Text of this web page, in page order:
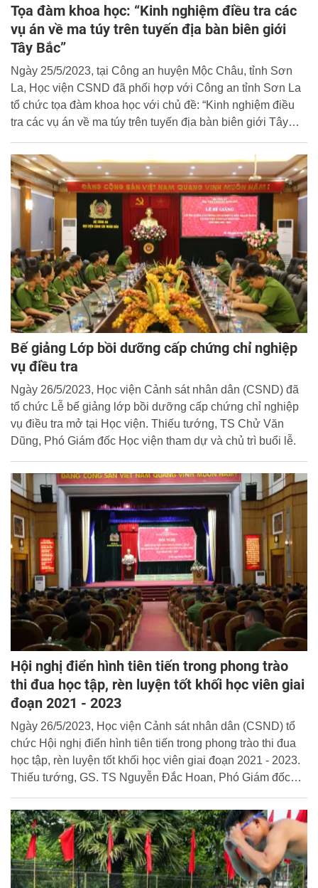
Tọa đàm khoa học: “Kinh nghiệm điều tra các
vụ án về ma túy trên tuyến địa bàn biên giới
Tây Bắc”
Ngày 25/5/2023, tại Công an huyện Mộc Châu, tỉnh Sơn
La, Học viện CSND đã phối hợp với Công an tỉnh Sơn La
tổ chức tọa đàm khoa học với chủ đề: “Kinh nghiệm điều
tra các vụ án về ma túy trên tuyến địa bàn biên giới Tây
Bế giảng Lớp bồi dưỡng cấp chứng chỉ nghiệp
vụ điều tra
Ngày 26/5/2023, Học viện Cảnh sát nhân dân (CSND) đã
tổ chức Lễ bế giảng lớp bồi dưỡng cấp chứng chỉ nghiệp
vụ điều tra mở tại Học viện. Thiếu tướng, TS Chử Văn
Dũng, Phó Giám đốc Học viện tham dự và chủ trì buổi lễ.
Hội nghị điển hình tiên tiến trong phong trào
thi đua học tập, rèn luyện tốt khối học viên giai
đoạn 2021 - 2023
Ngày 26/5/2023, Học viện Cảnh sát nhân dân (CSND) tổ
chức Hội nghị điển hình tiên tiến trong phong trào thi đua
học tập, rèn luyện tốt khối học viên giai đoạn 2021 - 2023.
Thiếu tướng, GS. TS Nguyễn Đắc Hoan, Phó Giám đốc